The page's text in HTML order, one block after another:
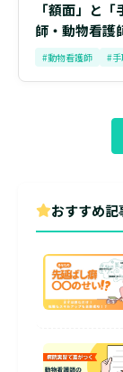
「額面」と
師・動物看護
を増やす考え
#動物看護師 #手
おすすめ記